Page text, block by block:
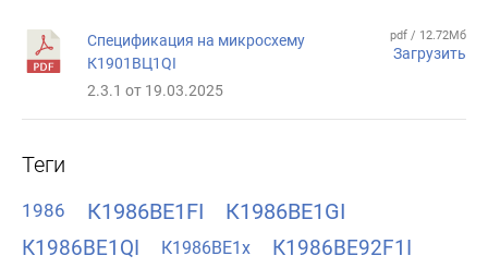
Спецификация на микросхему
К1901ВЦ1QI
2.3.1 от 19.03.2025
pdf / 12.72Мб
Загрузить
Теги
1986 К1986ВЕ1FI К1986ВЕ1GI
К1986ВЕ1QI К1986ВЕ1x
К1986ВЕ92F1I